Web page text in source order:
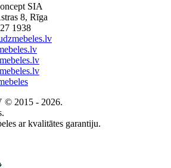
SIA
8, Rīga
1938
2015 - 2026.
ar kvalitātes garantiju.